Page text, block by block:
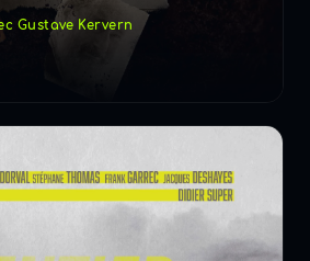
Gustave Kervern